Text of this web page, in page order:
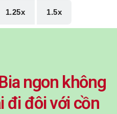
1.25x 1.5x
ngon không
đi đôi với cồn